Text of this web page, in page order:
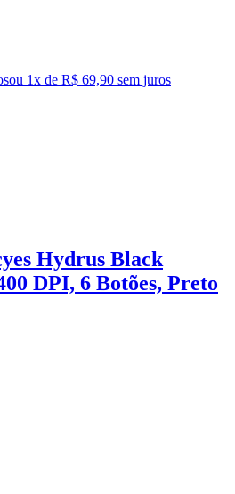
ou 1x de R$ 69,90 sem juros
Hydrus Black
DPI, 6 Botões, Preto